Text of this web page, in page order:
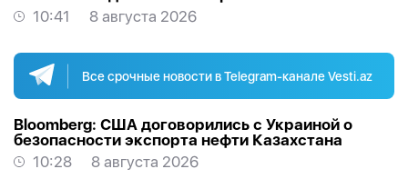
10:41
8 августа 2026
Все срочные новости в Telegram-канале Vesti.az
Bloomberg: США договорились с Украиной о
безопасности экспорта нефти Казахстана
10:28
8 августа 2026